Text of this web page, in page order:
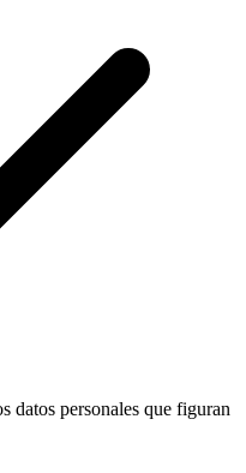
datos personales que figuran